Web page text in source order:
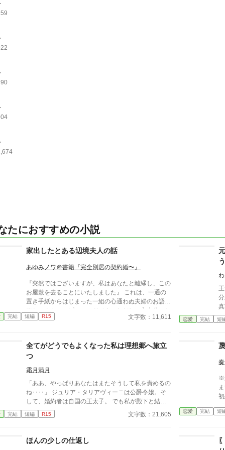
たにおすすめの小説
家出したとある辺境夫人の話
あゆみノワ＠書籍『完全別居の契約婚〜』
『突然ではございますが、私はあなたと離縁し、この
お屋敷を去ることにいたしました』 これは、一通の
置き手紙からはじまった一組の心通わぬ夫婦のお語。
※ちゃんとハッピーエンドです。ただし、主人公にと
っては。 ※他サイトでも掲載します。
完結 短編 R15 文字数：11,611
ど
恋愛 完結 短
全てがどうでもよくなった私は理想郷へ旅立
つ
霜月満月
「ああ、やっぱりあなたはまたそうして私を責めるの
ね‥‥」 ジュリア・タリアヴィーニは公爵令嬢。そ
して、婚約者は自国の王太子。 でも私が殿下と結婚
することはない。だってあなたは他の人を選んだのだ
もの。『前』と変わらず━━ これはとある能力を持
れる王太子の遠回りな物語。 ※なろう様で投稿済み
の作品です。 ※画像はジュリアの婚約披露の時のイ
完結 短編 R15 文字数：21,605
※
ます 国王陛下には愛
だった
恋愛 完結 短
ほんの少しの仕返し